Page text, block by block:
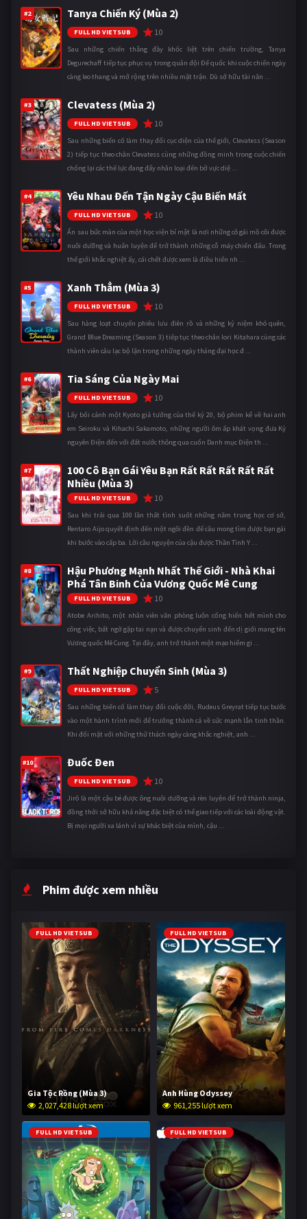
#2 Tanya Chiến Ký (Mùa 2)
FULL HD VIETSUB 10
Sau những chiến thắng đầy khốc liệt trên chiến trường, Tanya
Degurechaff tiếp tục phục vụ trong quân đội Đế quốc khi cuộc chiến ngày
càng leo thang và mở rộng trên nhiều mặt trận. Dù sở hữu tài năn ...
#3 Clevatess (Mùa 2)
FULL HD VIETSUB 10
Sau những biến cố làm thay đổi cục diện của thế giới, Clevatess (Season
2) tiếp tục theo chân Clevatess cùng những đồng minh trong cuộc chiến
chống lại các thế lực đang đẩy nhân loại đến bờ vực diệ ...
#4 Yêu Nhau Đến Tận Ngày Cậu Biến Mất
FULL HD VIETSUB 10
Ẩn sau bức màn của một học viện bí mật là nơi những cô gái mồ côi được
nuôi dưỡng và huấn luyện để trở thành những cỗ máy chiến đấu. Trong
thế giới khắc nghiệt ấy, cái chết được xem là điều hiển nh ...
#5 Xanh Thẳm (Mùa 3)
FULL HD VIETSUB 10
Sau hàng loạt chuyến phiêu lưu điên rồ và những kỷ niệm khó quên,
Grand Blue Dreaming (Season 3) tiếp tục theo chân Iori Kitahara cùng các
thành viên câu lạc bộ lặn trong những ngày tháng đại học đ ...
#6 Tia Sáng Của Ngày Mai
FULL HD VIETSUB 10
Lấy bối cảnh một Kyoto giả tưởng của thế kỷ 20, bộ phim kể về hai anh
em Seiroku và Kihachi Sakamoto, những người ôm ấp khát vọng đưa Kỷ
nguyên Điện đến với đất nước thông qua cuốn Danh mục Điện th ...
#7
100 Cô Bạn Gái Yêu Bạn Rất Rất Rất Rất Rất
Nhiều (Mùa 3)
FULL HD VIETSUB 10
Sau khi trải qua 100 lần thất tình suốt những năm trung học cơ sở,
Rentaro Aijo quyết định đến một ngôi đền để cầu mong tìm được bạn gái
khi bước vào cấp ba. Lời cầu nguyện của cậu được Thần Tình Y ...
#8
Hậu Phương Mạnh Nhất Thế Giới - Nhà Khai
Phá Tân Binh Của Vương Quốc Mê Cung
FULL HD VIETSUB 10
Atobe Arihito, một nhân viên văn phòng luôn cống hiến hết mình cho
công việc, bất ngờ gặp tai nạn và được chuyển sinh đến dị giới mang tên
Vương quốc Mê Cung. Tại đây, anh trở thành một mạo hiểm gi ...
#9 Thất Nghiệp Chuyển Sinh (Mùa 3)
FULL HD VIETSUB 5
Sau những biến cố làm thay đổi cuộc đời, Rudeus Greyrat tiếp tục bước
vào một hành trình mới để trưởng thành cả về sức mạnh lẫn tinh thần.
Khi đối mặt với những thử thách ngày càng khắc nghiệt, anh ...
#10 Đuốc Đen
FULL HD VIETSUB 10
Jirô là một cậu bé được ông nuôi dưỡng và rèn luyện để trở thành ninja,
đồng thời sở hữu khả năng đặc biệt có thể giao tiếp với các loài động vật.
Bị mọi người xa lánh vì sự khác biệt của mình, cậu ...
Phim được xem nhiều
FULL HD VIETSUB
Gia Tộc Rồng (Mùa 3)
2,027,428 lượt xem
FULL HD VIETSUB
Anh Hùng Odyssey
961,255 lượt xem
FULL HD VIETSUB FULL HD VIETSUB